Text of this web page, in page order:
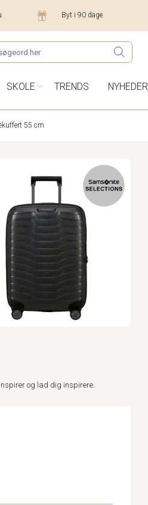
Byt i 90 dage
SKOLE TRENDS NYHEDER
55 cm
og lad dig inspirere.